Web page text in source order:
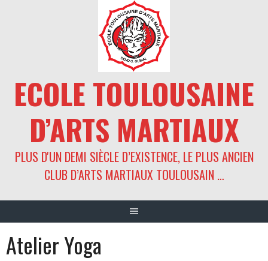
ECOLE TOULOUSAINE
D’ARTS MARTIAUX
PLUS D'UN DEMI SIÈCLE D’EXISTENCE, LE PLUS ANCIEN
CLUB D’ARTS MARTIAUX TOULOUSAIN …
Atelier Yoga